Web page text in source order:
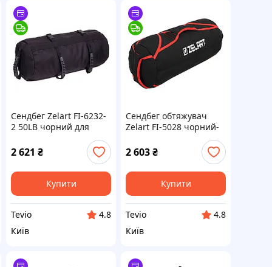
Сендбег Zelart FI-6232-
2 50LB чорний для
функціонального
тренінгу з філлерами
2 621 ₴
Купити
Tevio
4.8
Київ
Сендбег обтяжувач
Zelart FI-5028 чорний-
червоний для кросфіту
та функціонального
наповнювача
2 603₴
Купити
Tevio
4.8
Київ